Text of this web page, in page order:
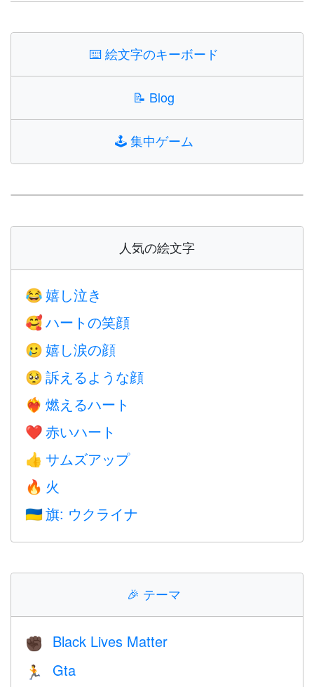
⌨️絵文字のキーボード
📝 Blog
🕹️集中ゲーム
人気の絵文字
😂 嬉し泣き
🥰 ハートの笑顔
🥲 嬉し涙の顔
🥺 訴えるような顔
❤️‍🔥 燃えるハート
❤️ 赤いハート
👍 サムズアップ
🔥 火
🇺🇦 旗: ウクライナ
🎉 テーマ
✊🏿 Black Lives Matter
🏃 Gta